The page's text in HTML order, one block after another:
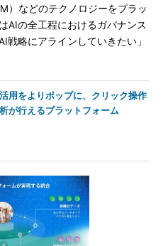
）などのテクノロジーをプラッ
AIの全工程におけるガバナンス
戦略にアラインしていきたい」
用をよりポップに、クリック操作
が行えるプラットフォーム